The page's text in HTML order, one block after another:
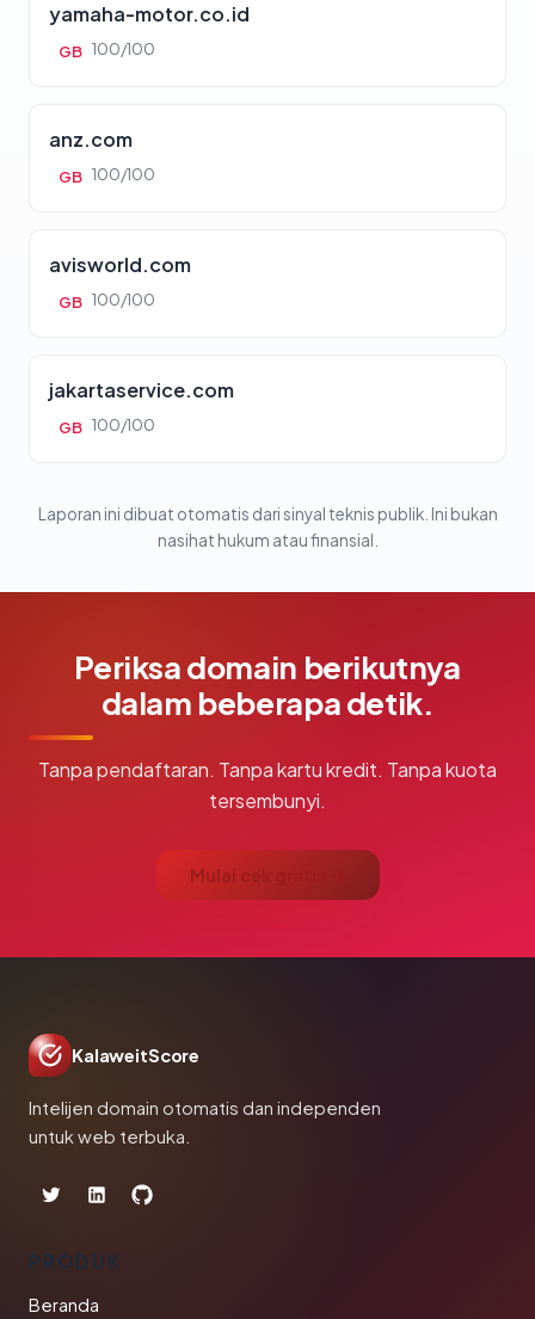
yamaha-motor.co.id
GB 100/100
anz.com
GB 100/100
avisworld.com
GB 100/100
jakartaservice.com
GB 100/100
Laporan ini dibuat otomatis dari sinyal teknis publik. Ini bukan
nasihat hukum atau finansial.
Periksa domain berikutnya
dalam beberapa detik.
Tanpa pendaftaran. Tanpa kartu kredit. Tanpa kuota
tersembunyi.
Mulai cek gratis →
KalaweitScore
Intelijen domain otomatis dan independen
untuk web terbuka.
PRODUK
Beranda